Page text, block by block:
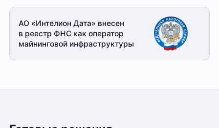
АО «Интелион Дата» внесен
в реестр ФНС как оператор
майнинговой инфраструктуры